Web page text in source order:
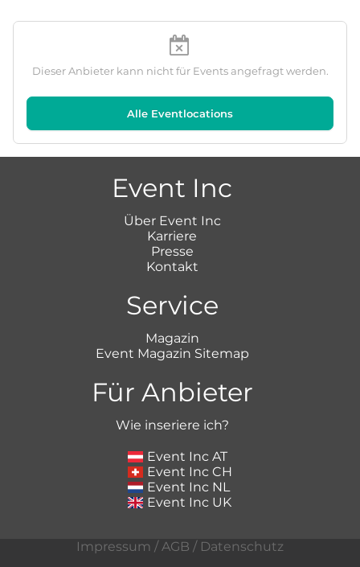
Dieser Anbieter kann nicht für Events angefragt werden.
Alle Eventlocations
Event Inc
Über Event Inc
Karriere
Presse
Kontakt
Service
Magazin
Event Magazin Sitemap
Für Anbieter
Wie inseriere ich?
Event Inc AT
Event Inc CH
Event Inc NL
Event Inc UK
Impressum /AGB / Datenschutz